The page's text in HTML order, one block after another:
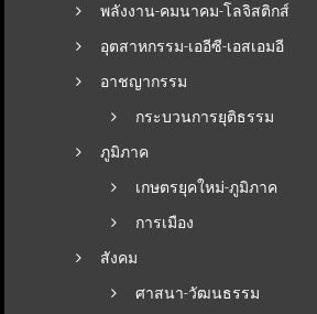
พลังงาน-คมนาคม-โลจิสติกส์
อุตสาหกรรม-เออีซี-เอสเอมอี
อาชญากรรม
กระบวนการยุติธรรม
ภูมิภาค
เกษตรยุคใหม่-ภูมิภาค
การเมือง
สังคม
ศาสนา-วัฒนธรรม